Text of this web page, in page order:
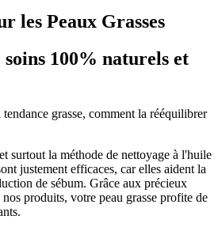
les Peaux Grasses
soins 100% naturels et
grasse, comment la rééquilibrer
surtout la méthode de nettoyage à l'huile
justement efficaces, car elles aident la
de sébum. Grâce aux précieux
produits, votre peau grasse profite de